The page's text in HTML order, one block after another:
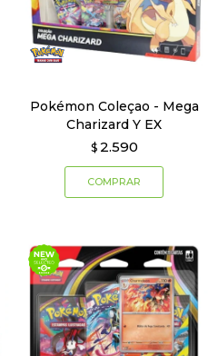
Pokémon Coleçao - Mega
Charizard Y EX
$ 2.590